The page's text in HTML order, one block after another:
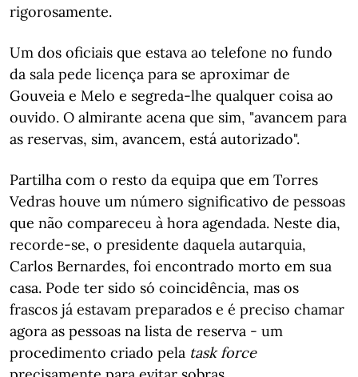
rigorosamente.
Um dos oficiais que estava ao telefone no fundo
da sala pede licença para se aproximar de
Gouveia e Melo e segreda-lhe qualquer coisa ao
ouvido. O almirante acena que sim, "avancem para
as reservas, sim, avancem, está autorizado".
Partilha com o resto da equipa que em Torres
Vedras houve um número significativo de pessoas
que não compareceu à hora agendada. Neste dia,
recorde-se, o presidente daquela autarquia,
Carlos Bernardes, foi encontrado morto em sua
casa. Pode ter sido só coincidência, mas os
frascos já estavam preparados e é preciso chamar
agora as pessoas na lista de reserva - um
procedimento criado pela task force